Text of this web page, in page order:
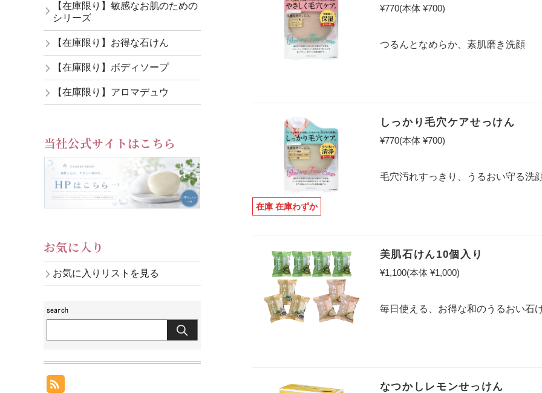
¥770(本体 ¥700)
つるんとなめらか、素肌磨き洗顔
在庫 在庫わずか
しっかり毛穴ケアせっけん
¥770(本体 ¥700)
毛穴汚れすっきり、うるおい守る洗
美肌石けん10個入り
¥1,100(本体 ¥1,000)
毎日使える、お得な和のうるおい石
なつかしレモンせっけん
【在庫限り】敏感なお肌のための
シリーズ
【在庫限り】お得な石けん
【在庫限り】ボディソープ
【在庫限り】アロマデュウ
当社公式サイトはこちら
お気に入り
お気に入りリストを見る